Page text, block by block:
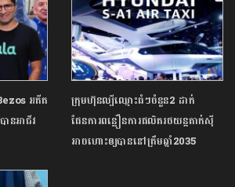
អតីត
នអាជីវ
ក្រុមហ៊ុនល្បីឈ្មោះធំៗចំនួន2 ដាក់
ផែនការពន្លឿនការផលិតរថយន្តតាក់ស៊ី
អាចហោះឲ្យបាននៅត្រឹមឆ្នាំ2035